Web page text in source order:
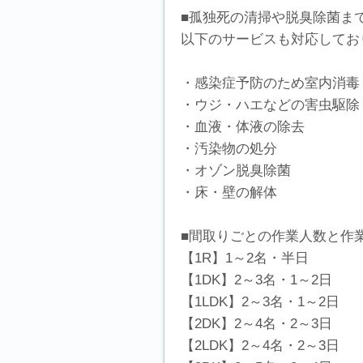
■孤独死の清掃や脱臭除菌ま
以下のサービスも対応してお
・感染症予防のため室内消毒
・ウジ・ハエなどの害虫駆除
・血液・体液の除去
・汚染物の処分
・オゾン脱臭除菌
・床・壁の解体
■間取りごとの作業人数と作
【1R】1～2名・半日
【1DK】2～3名・1～2日
【1LDK】2～3名・1～2日
【2DK】2～4名・2～3日
【2LDK】2～4名・2～3日